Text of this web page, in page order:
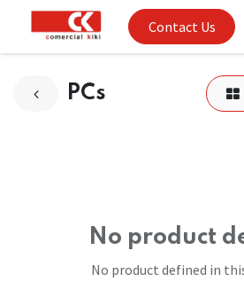
Contact Us
PCs
No product
No product defined in